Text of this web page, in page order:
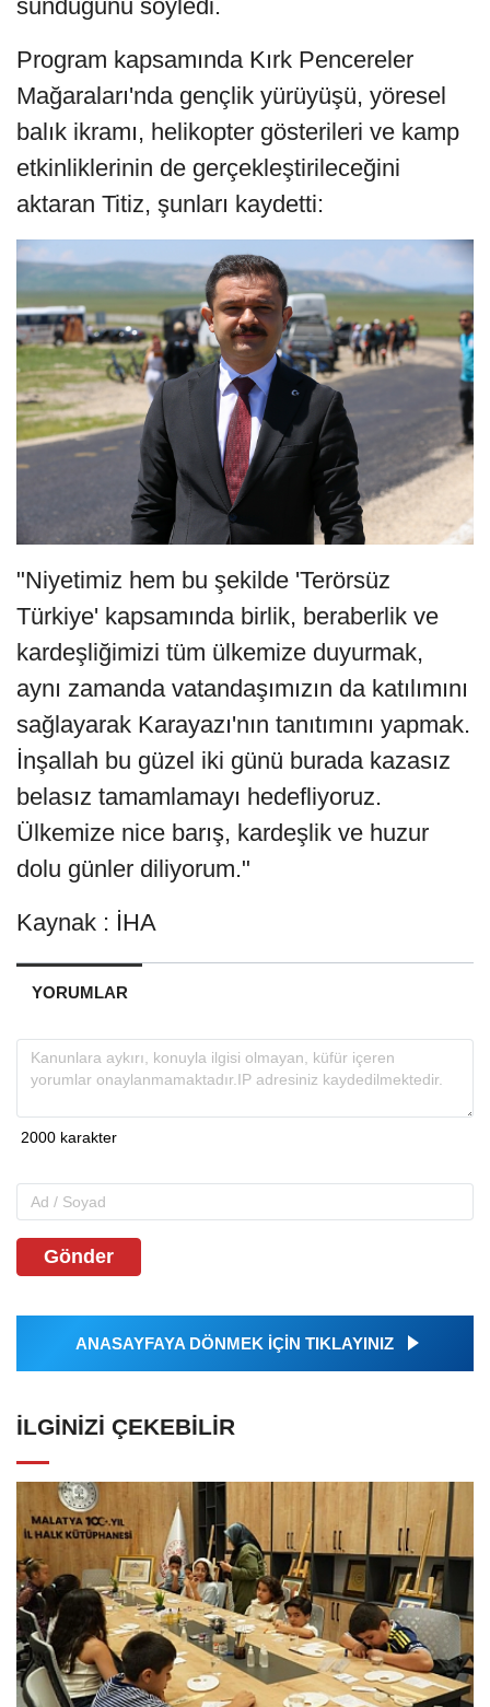
sunduğunu söyledi.
Program kapsamında Kırk Pencereler
Mağaraları'nda gençlik yürüyüşü, yöresel
balık ikramı, helikopter gösterileri ve kamp
etkinliklerinin de gerçekleştirileceğini
aktaran Titiz, şunları kaydetti:
"Niyetimiz hem bu şekilde 'Terörsüz
Türkiye' kapsamında birlik, beraberlik ve
kardeşliğimizi tüm ülkemize duyurmak,
aynı zamanda vatandaşımızın da katılımını
sağlayarak Karayazı'nın tanıtımını yapmak.
İnşallah bu güzel iki günü burada kazasız
belasız tamamlamayı hedefliyoruz.
Ülkemize nice barış, kardeşlik ve huzur
dolu günler diliyorum."
Kaynak : İHA
YORUMLAR
Gönder
ANASAYFAYA DÖNMEK İÇİN TIKLAYINIZ
İLGINIZI ÇEKEBILIR